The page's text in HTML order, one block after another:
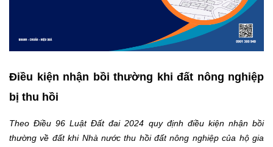
Điều kiện nhận bồi thường khi đất nông nghiệp
bị thu hồi
Theo Điều 96 Luật Đất đai 2024 quy định điều kiện nhận bồi
thường về đất khi Nhà nước thu hồi đất nông nghiệp của hộ gia